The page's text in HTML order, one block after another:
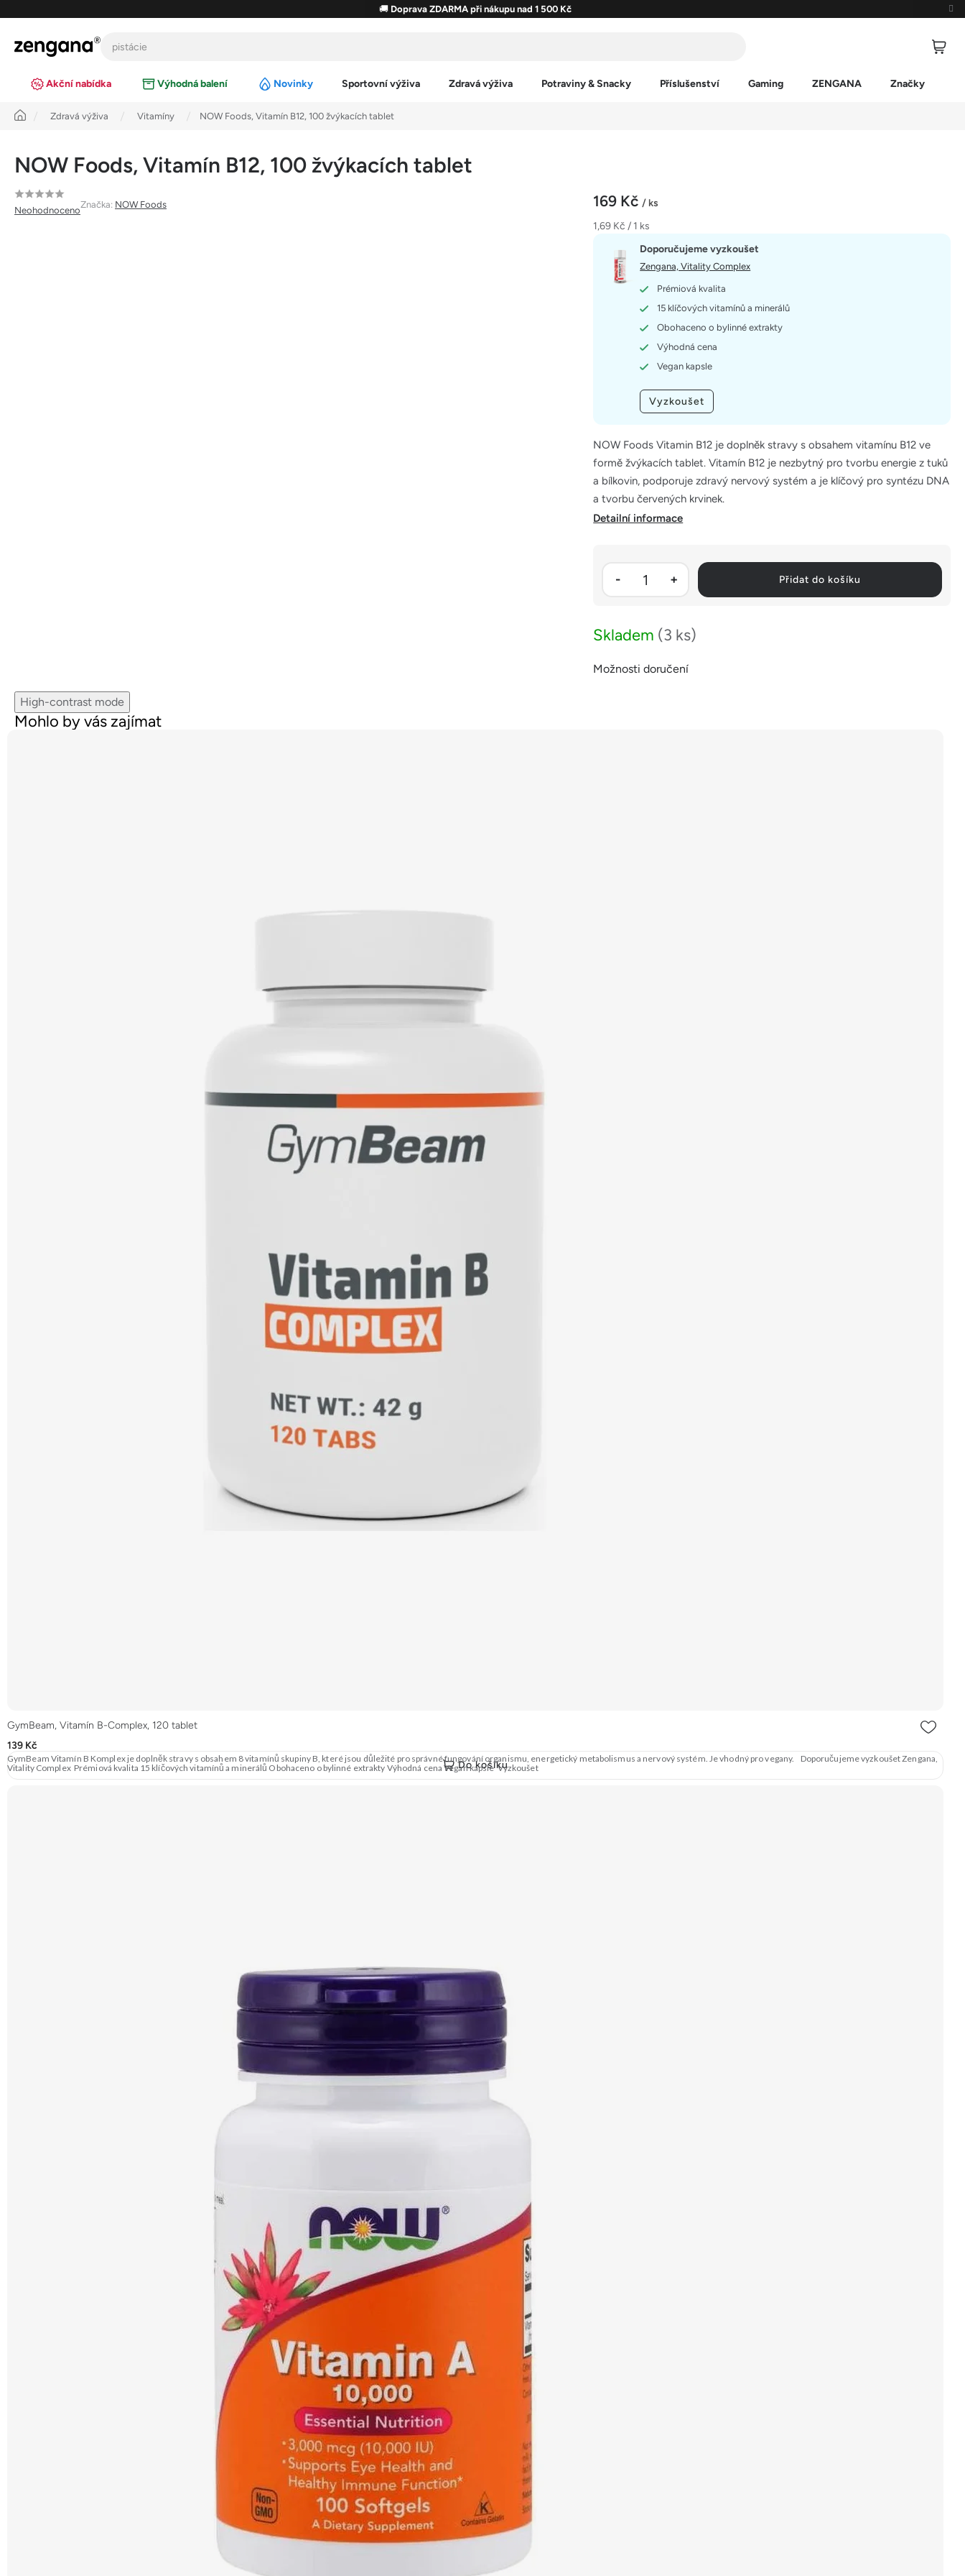
obsah
🚚 Doprava ZDARMA při nákupu nad 1 500 Kč
Akční nabídka Výhodná balení Novinky Sportovní výživa Zdravá výživa Potraviny & Snacky Příslušenství Gaming ZENGANA Značky
Úvod Zdravá výživa Vitamíny NOW Foods, Vitamín B12, 100 žvýkacích tablet
NOW Foods, Vitamín B12, 100 žvýkacích tablet
Průměrné
hodnocení
Neohodnoceno
Značka: NOW Foods 169 Kč/ ks
Měrná
1,69 Kč / 1 ks
Skladem (3 ks)
Možnosti doručení
Přidat do košíku
NOW Foods Vitamin B12 je doplněk stravy s obsahem vitamínu B12 ve
formě žvýkacích tablet. Vitamín B12 je nezbytný pro tvorbu energie z tuků
a bílkovin, podporuje zdravý nervový systém a je klíčový pro syntézu DNA
a tvorbu červených krvinek.
Doporučujeme vyzkoušet
Zengana, Vitality Complex
Prémiová kvalita
15 klíčových vitamínů a minerálů
Obohaceno o bylinné extrakty
Výhodná cena
Vegan kapsle
Vyzkoušet
Detailní informace
High-contrast mode
Mohlo by vás zajímat
GymBeam, Vitamín B-Complex, 120 tablet
139 Kč
Do košíku
GymBeam Vitamín B Komplex je doplněk stravy s obsahem 8 vitamínů skupiny B, které jsou důležité pro správné fungování organismu, energetický metabolismus a nervový systém. Je vhodný pro vegany. Doporučujeme vyzkoušet Zengana,
Vitality Complex Prémiová kvalita 15 klíčových vitamínů a minerálů Obohaceno o bylinné extrakty Výhodná cena Vegan kapsle Vyzkoušet